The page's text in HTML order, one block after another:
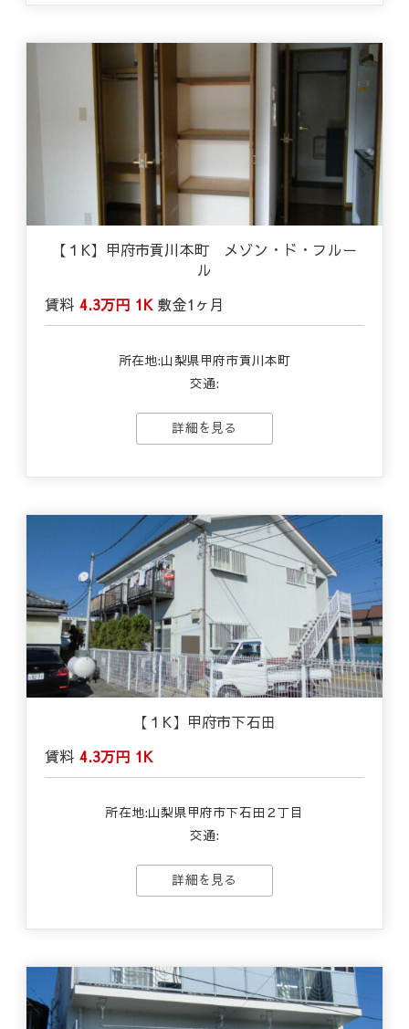
【１K】甲府市貢川本町 メゾン・ド・フルー
ル
賃料 4.3万円 1K 敷金1ヶ月
所在地:山梨県甲府市貢川本町
交通:
詳細を見る
【１K】甲府市下石田
賃料 4.3万円 1K
所在地:山梨県甲府市下石田２丁目
交通:
詳細を見る